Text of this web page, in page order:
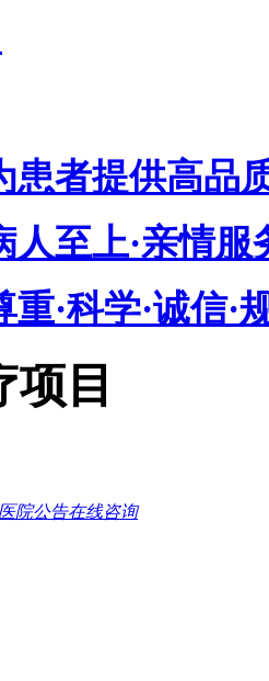
患者提供高品
人至上·亲情服
重·科学·诚信·
项目
院公告在线咨询